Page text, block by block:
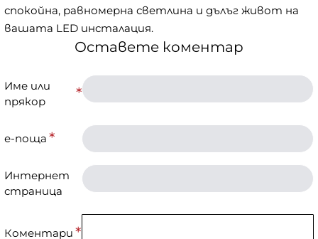
спокойна, равномерна светлина и дълъг живот на
вашата LED инсталация.
Оставете коментар
Име или
прякор
е-поща
Интернет
страница
Коментари